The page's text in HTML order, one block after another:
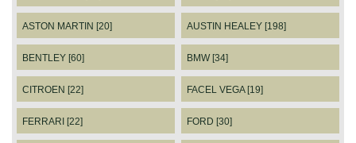
ASTON MARTIN [20] AUSTIN HEALEY [198]
BENTLEY [60] BMW [34]
CITROEN [22] FACEL VEGA [19]
FERRARI [22] FORD [30]